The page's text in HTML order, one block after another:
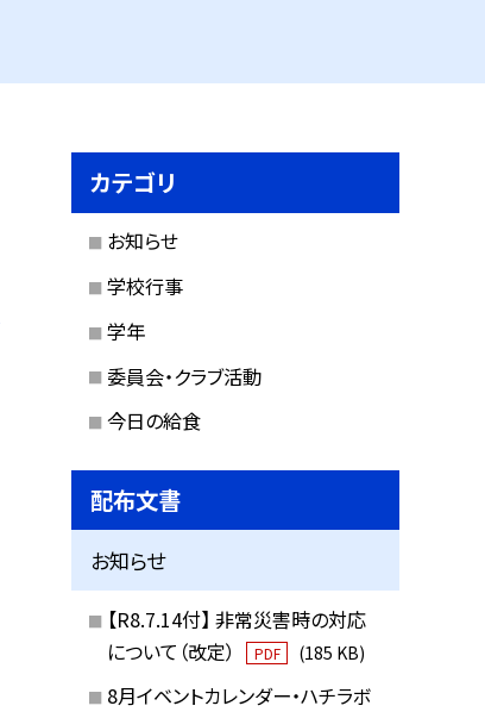
カテゴリ
お知らせ
学校行事
学年
委員会・クラブ活動
今日の給食
配布文書
お知らせ
【R8.7.14付】 非常災害時の対応
について（改定）
PDF (185 KB)
8月イベントカレンダー・ハチラボ